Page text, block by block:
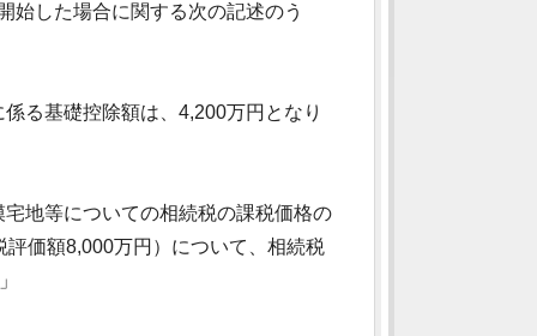
始した場合に関する次の記述のう
る基礎控除額は、4,200万円となり
地等についての相続税の課税価格の
価額8,000万円）について、相続税